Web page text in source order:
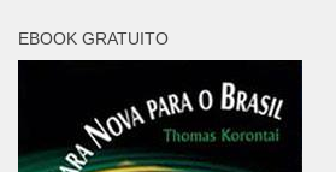
EBOOK GRATUITO